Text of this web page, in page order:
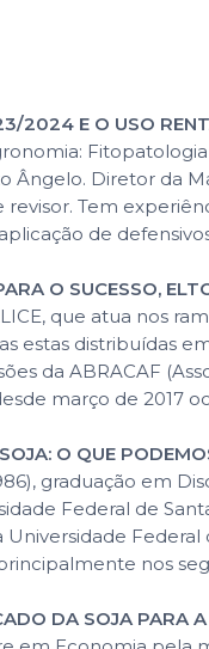
2024 E O USO
Ângelo. Diretor da
Tem
de
O SUCESSO,
que atua nos
estas distribuídas
da ABRACAF
março de 2017
O QUE
graduação em
Federal de
nos
DA SOJA